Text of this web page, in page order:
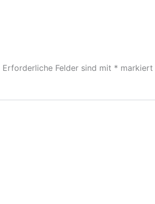
Erforderliche Felder sind mit * markiert